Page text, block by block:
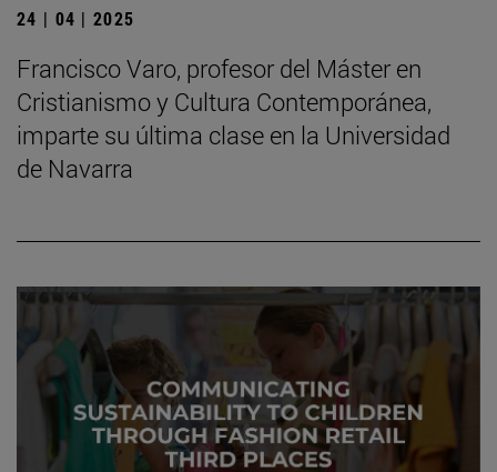
24 | 04 | 2025
Francisco Varo, profesor del Máster en
Cristianismo y Cultura Contemporánea,
imparte su última clase en la Universidad
de Navarra